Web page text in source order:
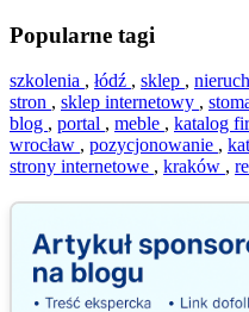
Popularne tagi
szkolenia , łódź , sklep ,
stron , sklep internetowy ,
blog , portal , meble , katalog
wrocław , pozycjonowanie ,
strony internetowe , kraków ,